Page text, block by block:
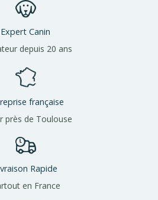
Expert Canin
depuis 20 ans
française
près de Toulouse
Rapide
en France